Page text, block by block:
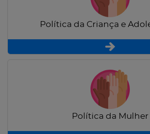
Política da Criança e
Política da Mulher